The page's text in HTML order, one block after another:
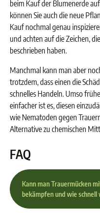
beim Kauf der Blumenerde
können Sie auch die neue
Kauf nochmal genau
und achten auf die Zeichen,
beschrieben haben.
Manchmal kann man aber
trotzdem, dass einen die
schnelles Handeln. Umso
einfacher ist es, diesen
wie Nematoden gegen
Alternative zu chemischen
FAQ
Kann man Trauermücken
bekämpfen und wie schnell